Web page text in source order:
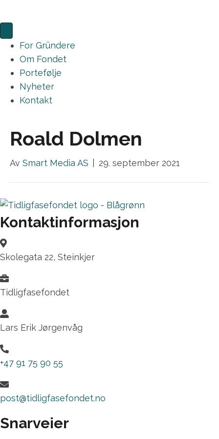
For Gründere
Om Fondet
Portefølje
Nyheter
Kontakt
Roald Dolmen
Av Smart Media AS 29. september 2021
Kontaktinformasjon
Skolegata 22, Steinkjer
Tidligfasefondet
Lars Erik Jørgenvåg
+47 91 75 90 55
post@tidligfasefondet.no
Snarveier